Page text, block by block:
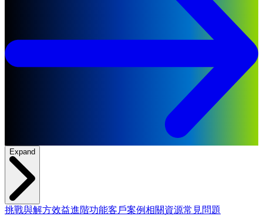
Expand
挑戰與解方效益進階功能客戶案例相關資源常見問題